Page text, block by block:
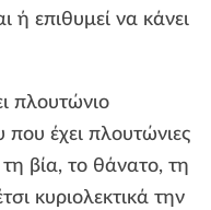
ή επιθυμεί να κάνει
πλουτώνιο
έχει πλουτώνιες
τη βία, το θάνατο, τη
κυριολεκτικά την